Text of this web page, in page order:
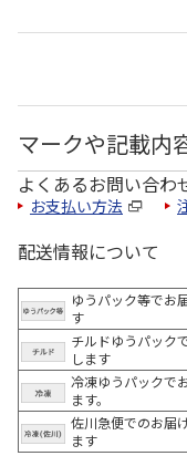
マークや記載内
よくあるお問い合わ
お支払い方法
配送情報について
ゆうパック等でお
す
チルドゆうパック
します
冷凍ゆうパックで
ます。
佐川急便でのお届
ます